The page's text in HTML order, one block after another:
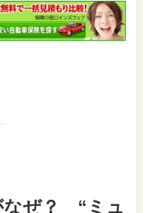
なぜ？ “ミュ